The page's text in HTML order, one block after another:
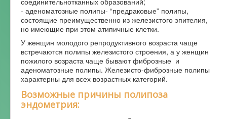
- аденоматозные полипы- “предраковые” полипы,
состоящие преимущественно из железистого эпителия,
но имеющие при этом атипичные клетки.
У женщин молодого репродуктивного возраста чаще
встречаются полипы железистого строения, а у женщин
пожилого возраста чаще бывают фиброзные и
аденоматозные полипы. Железисто-фиброзные полипы
характерны для всех возрастных категорий.
Возможные причины полипоза
эндометрия: